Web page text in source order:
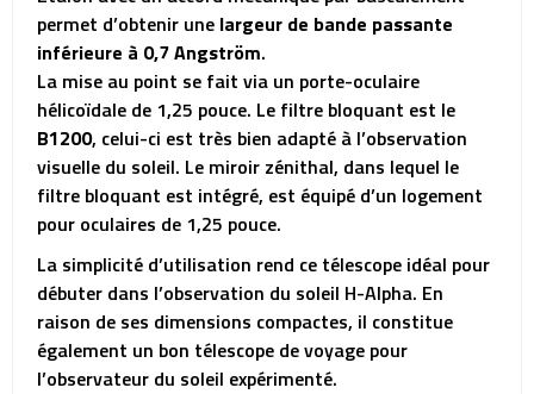
permet d’obtenir une largeur de bande passante
inférieure à 0,7 Angström.
La mise au point se fait via un porte-oculaire
hélicoïdale de 1,25 pouce. Le filtre bloquant est le
B1200, celui-ci est très bien adapté à l’observation
visuelle du soleil. Le miroir zénithal, dans lequel le
filtre bloquant est intégré, est équipé d’un logement
pour oculaires de 1,25 pouce.
La simplicité d’utilisation rend ce télescope idéal pour
débuter dans l’observation du soleil H-Alpha. En
raison de ses dimensions compactes, il constitue
également un bon télescope de voyage pour
l’observateur du soleil expérimenté.